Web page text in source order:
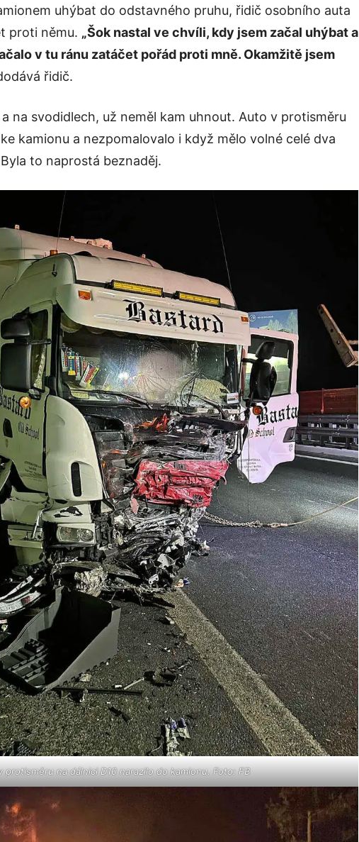
uhýbat do odstavného pruhu, řidič osobního auta
proti němu. „Šok nastal ve chvíli, kdy jsem začal uhýbat a
v tu ránu zatáčet pořád proti mně. Okamžitě jsem
řidič.
na svodidlech, už neměl kam uhnout. Auto v protisměru
kamionu a nezpomalovalo i když mělo volné celé dva
to naprostá beznaděj.
protisměru na dálnici D10 narazilo do kamionu. Foto: FB